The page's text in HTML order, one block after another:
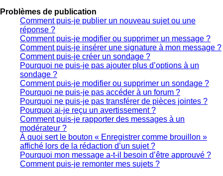
Problèmes de publication
Comment puis-je publier un nouveau sujet ou une
réponse ?
Comment puis-je modifier ou supprimer un message ?
Comment puis-je insérer une signature à mon message ?
Comment puis-je créer un sondage ?
Pourquoi ne puis-je pas ajouter plus d’options à un
sondage ?
Comment puis-je modifier ou supprimer un sondage ?
Pourquoi ne puis-je pas accéder à un forum ?
Pourquoi ne puis-je pas transférer de pièces jointes ?
Pourquoi ai-je reçu un avertissement ?
Comment puis-je rapporter des messages à un
modérateur ?
À quoi sert le bouton « Enregistrer comme brouillon »
affiché lors de la rédaction d’un sujet ?
Pourquoi mon message a-t-il besoin d’être approuvé ?
Comment puis-je remonter mes sujets ?